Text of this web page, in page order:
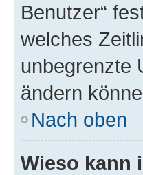
Benutzer“
welches
unbegrenzte
ändern
Nach oben
Wieso kann